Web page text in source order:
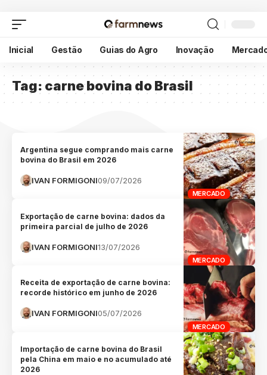
Inicial Gestão Guias do Agro Inovação
Tag: carne bovina do Brasil
MERCADO
Argentina segue comprando mais carne
bovina do Brasil em 2026
IVAN FORMIGONI09/07/2026
MERCADO
Exportação de carne bovina: dados da
primeira parcial de julho de 2026
IVAN FORMIGONI13/07/2026
MERCADO
Receita de exportação de carne bovina:
recorde histórico em junho de 2026
IVAN FORMIGONI05/07/2026
Importação de carne bovina do Brasil
pela China em maio e no acumulado até
2026